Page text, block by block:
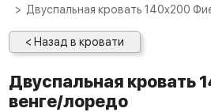
Двуспальная кровать 140х200
< Назад в кровати
Двуспальная кровать 140х200 Фиеста
венге/лоредо